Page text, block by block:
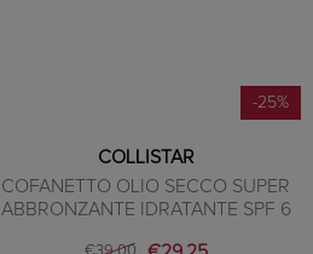
-25%
COLLISTAR
COFANETTO OLIO SECCO SUPER
ABBRONZANTE IDRATANTE SPF 6